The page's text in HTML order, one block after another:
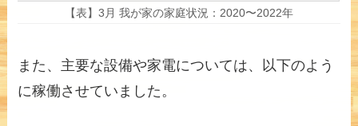
【表】3月 我が家の家庭状況：2020〜2022年
また、主要な設備や家電については、以下のよう
に稼働させていました。